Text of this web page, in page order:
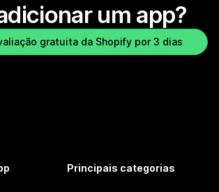
um app?
gratuita da Shopify por 3 dias
Principais categorias